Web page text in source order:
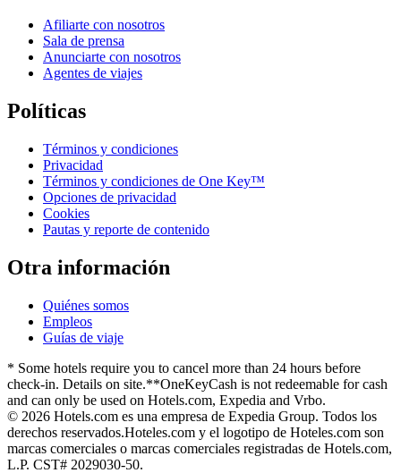
Afiliarte con nosotros
Sala de prensa
Anunciarte con nosotros
Agentes de viajes
Políticas
Términos y condiciones
Privacidad
Términos y condiciones de One Key™
Opciones de privacidad
Cookies
Pautas y reporte de contenido
Otra información
Quiénes somos
Empleos
Guías de viaje
* Some hotels require you to cancel more than 24 hours before
check-in. Details on site.**OneKeyCash is not redeemable for cash
and can only be used on Hotels.com, Expedia and Vrbo.
© 2026 Hotels.com es una empresa de Expedia Group. Todos los
derechos reservados.Hoteles.com y el logotipo de Hoteles.com son
marcas comerciales o marcas comerciales registradas de Hotels.com,
L.P. CST# 2029030-50.